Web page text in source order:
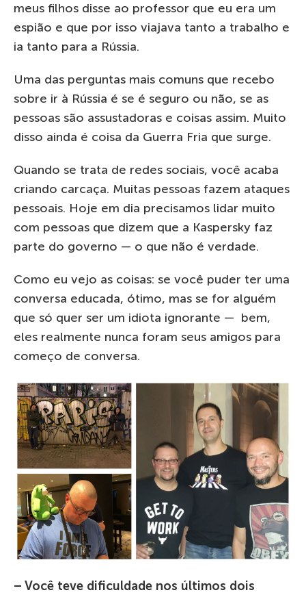
meus filhos disse ao professor que eu era um
espião e que por isso viajava tanto a trabalho e
ia tanto para a Rússia.
Uma das perguntas mais comuns que recebo
sobre ir à Rússia é se é seguro ou não, se as
pessoas são assustadoras e coisas assim. Muito
disso ainda é coisa da Guerra Fria que surge.
Quando se trata de redes sociais, você acaba
criando carcaça. Muitas pessoas fazem ataques
pessoais. Hoje em dia precisamos lidar muito
com pessoas que dizem que a Kaspersky faz
parte do governo — o que não é verdade.
Como eu vejo as coisas: se você puder ter uma
conversa educada, ótimo, mas se for alguém
que só quer ser um idiota ignorante — bem,
eles realmente nunca foram seus amigos para
começo de conversa.
– Você teve dificuldade nos últimos dois